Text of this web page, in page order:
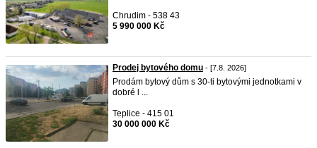
Chrudim - 538 43
5 990 000 Kč
Prodej bytového domu - [7.8. 2026]
Prodám bytový dům s 30-ti bytovými jednotkami v
dobré l ...
Teplice - 415 01
30 000 000 Kč